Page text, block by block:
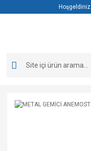
Hoşgeldiniz